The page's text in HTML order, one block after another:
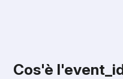
Cos'è